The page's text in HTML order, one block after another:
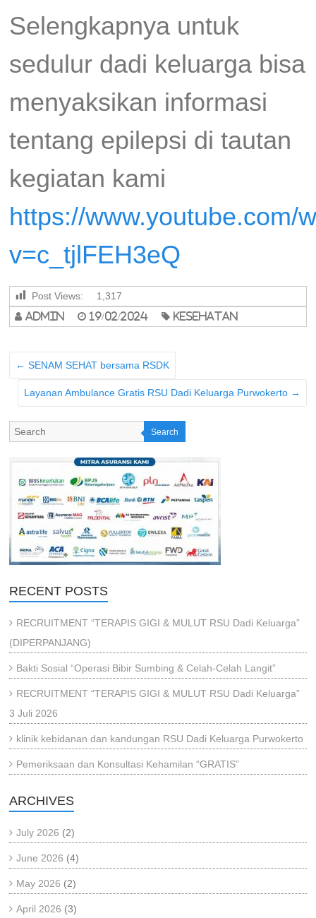
Selengkapnya untuk
sedulur dadi keluarga bisa
menyaksikan informasi
tentang epilepsi di tautan
kegiatan kami
https://www.youtube.com/
v=c_tjlFEH3eQ
Post Views: 1,317
admin 19/02/2024 Kesehatan
← SENAM SEHAT bersama RSDK
Layanan Ambulance Gratis RSU Dadi Keluarga Purwokerto →
Search
RECENT POSTS
RECRUITMENT “TERAPIS GIGI & MULUT RSU Dadi Keluarga”
(DIPERPANJANG)
Bakti Sosial “Operasi Bibir Sumbing & Celah-Celah Langit”
RECRUITMENT “TERAPIS GIGI & MULUT RSU Dadi Keluarga”
3 Juli 2026
klinik kebidanan dan kandungan RSU Dadi Keluarga Purwokerto
Pemeriksaan dan Konsultasi Kehamilan “GRATIS”
ARCHIVES
July 2026 (2)
June 2026 (4)
May 2026 (2)
April 2026 (3)